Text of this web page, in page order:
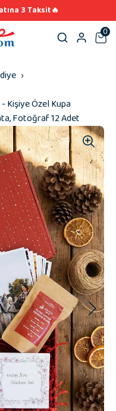
3 Taksit🔥
0
Kişiye Özel Kupa
Fotoğraf 12 Adet